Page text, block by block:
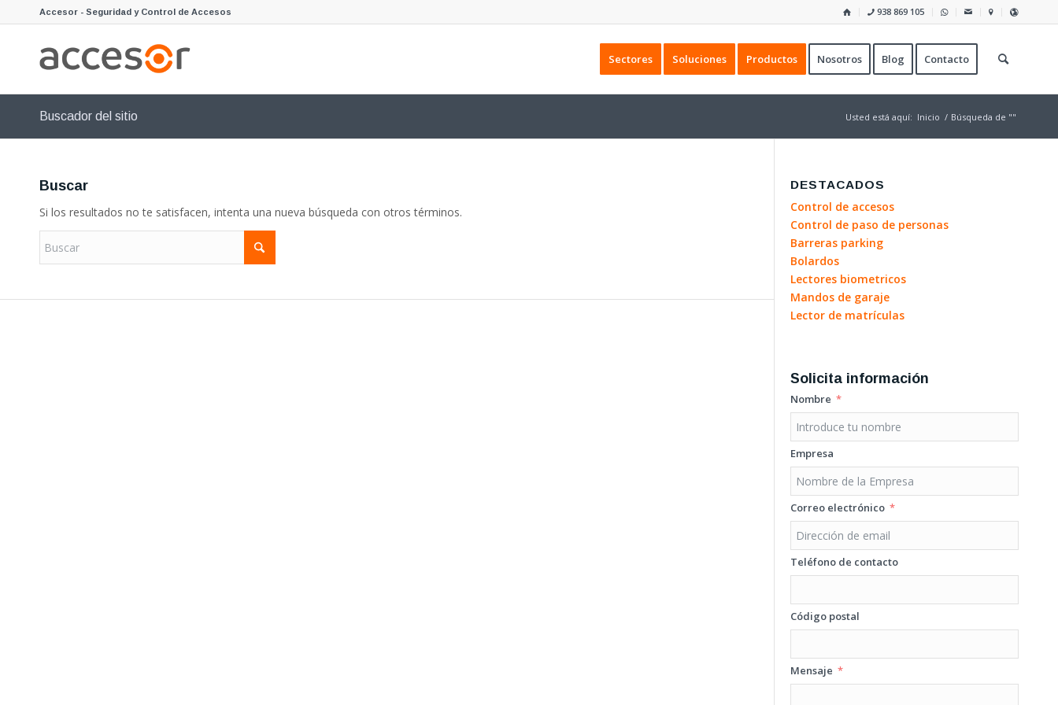
938 869 105
Accesor - Seguridad y Control de Accesos
Sectores Soluciones Productos Nosotros Blog Contacto
Buscador del sitio Usted está aquí: Inicio / Búsqueda de ""
Buscar
Si los resultados no te satisfacen, intenta una nueva búsqueda con otros términos.
DESTACADOS
Control de accesos
Control de paso de personas
Barreras parking
Bolardos
Lectores biometricos
Mandos de garaje
Lector de matrículas
Solicita información
Nombre
Empresa
Correo electrónico
Teléfono de contacto
Código postal
Mensaje